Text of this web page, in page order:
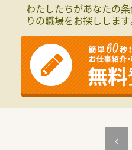
■処方箋枚数は40枚/日前
■現場の先輩薬剤師より指
＜法人特徴＞
■兵庫県に本社があり、全
ングループです。創業より
営されているたね経営基盤
■処方箋枚数が多い店舗よ
薬ができる環境がございま
■地域密着型の店舗ですの
わたしたちがあなたの
りの職場をお探しします